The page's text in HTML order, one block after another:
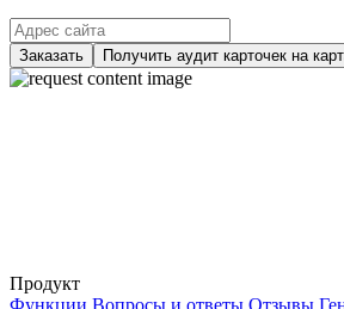
Заказать Получить аудит карточек на
Продукт